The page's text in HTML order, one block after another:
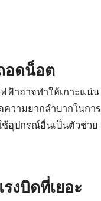
อดน็อต
ฟ้าอาจทำให้เกาะแน่น
ความยากลำบากในการ
อุปกรณ์อื่นเป็นตัวช่วย
งบิดที่เยอะ